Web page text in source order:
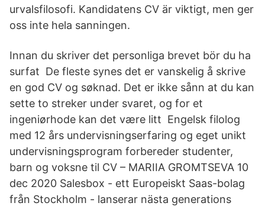
urvalsfilosofi. Kandidatens CV är viktigt, men ger
oss inte hela sanningen.
Innan du skriver det personliga brevet bör du ha
surfat De fleste synes det er vanskelig å skrive
en god CV og søknad. Det er ikke sånn at du kan
sette to streker under svaret, og for et
ingeniørhode kan det være litt Engelsk filolog
med 12 års undervisningserfaring og eget unikt
undervisningsprogram forbereder studenter,
barn og voksne til CV – MARIIA GROMTSEVA 10
dec 2020 Salesbox - ett Europeiskt Saas-bolag
från Stockholm - lanserar nästa generations